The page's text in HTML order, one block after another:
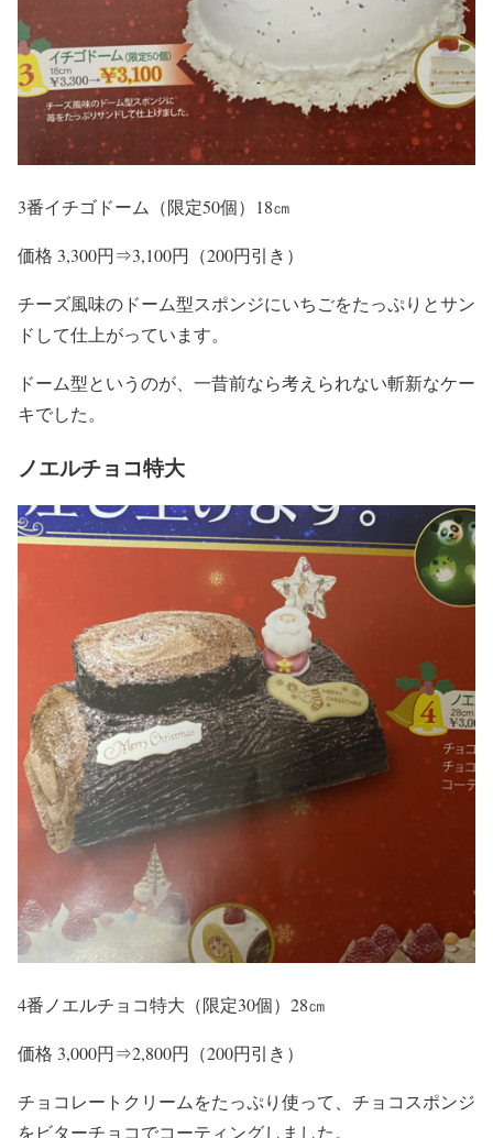
3番イチゴドーム（限定50個）18㎝
価格 3,300円⇒3,100円（200円引き）
チーズ風味のドーム型スポンジにいちごをたっぷりとサン
ドして仕上がっています。
ドーム型というのが、一昔前なら考えられない斬新なケー
キでした。
ノエルチョコ特大
4番ノエルチョコ特大（限定30個）28㎝
価格 3,000円⇒2,800円（200円引き）
チョコレートクリームをたっぷり使って、チョコスポンジ
をビターチョコでコーティングしました。